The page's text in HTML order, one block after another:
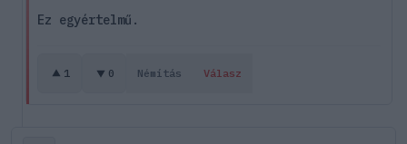
Ez egyértelmű.
1 0 Némítás Válasz